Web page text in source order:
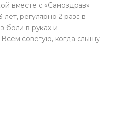
вместе с «Самоздрав»
регулярно 2 раза в
боли в руках и
советую, когда слышу